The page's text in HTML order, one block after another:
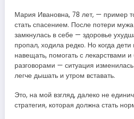
Мария Ивановна, 78 лет, — пример
стать спасением. После потери
замкнулась в себе — здоровье
пропал, ходила редко. Но когда
навещать, помогать с лекарствами
разговорами — ситуация
легче дышать и утром вставать.
Это, на мой взгляд, далеко не
стратегия, которая должна стать